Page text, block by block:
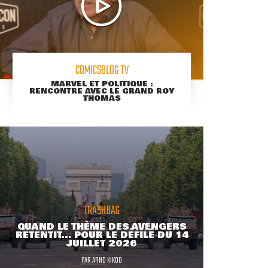
COMICSBLOG TV
MARVEL ET POLITIQUE :
RENCONTRE AVEC LE GRAND ROY
THOMAS
TRASHBAG
QUAND LE THÈME DES AVENGERS
RETENTIT... POUR LE DÉFILÉ DU 14
JUILLET 2026
PARARNO KIKOO